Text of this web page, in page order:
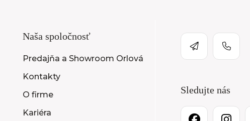
Naša spoločnosť
Predajňa a Showroom Orlová
Kontakty
O firme
Kariéra
Sledujte nás